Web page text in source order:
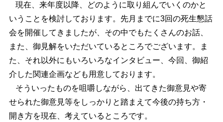
現在、来年度以降、どのように取り組んでいくのかと
いうことを検討しております。先月までに3回の死生懇話
会を開催してきましたが、その中でもたくさんのお話、
また、御見解をいただいているところでございます。ま
た、それ以外にもいろいろなインタビュー、今回、御紹
介した関連企画なども用意しております。
そういったものを咀嚼しながら、出てきた御意見や寄
せられた御意見等をしっかりと踏まえて今後の持ち方・
開き方を現在、考えているところです。